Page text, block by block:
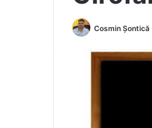
Cosmin Șontică